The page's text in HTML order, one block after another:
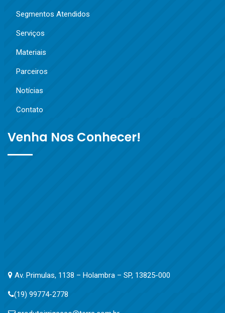
Segmentos Atendidos
Serviços
Materiais
Parceiros
Notícias
Contato
Venha Nos Conhecer!
Av. Primulas, 1138 – Holambra – SP, 13825-000
(19) 99774-2778